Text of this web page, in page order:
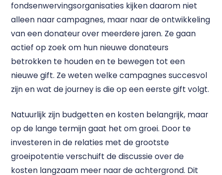
fondsenwervingsorganisaties kijken daarom niet
alleen naar campagnes, maar naar de ontwikkeling
van een donateur over meerdere jaren. Ze gaan
actief op zoek om hun nieuwe donateurs
betrokken te houden en te bewegen tot een
nieuwe gift. Ze weten welke campagnes succesvol
zijn en wat de journey is die op een eerste gift volgt.
Natuurlijk zijn budgetten en kosten belangrijk, maar
op de lange termijn gaat het om groei. Door te
investeren in de relaties met de grootste
groeipotentie verschuift de discussie over de
kosten langzaam meer naar de achtergrond. Dit